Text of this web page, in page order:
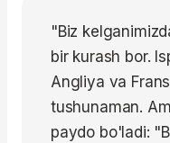
"Biz
bir kurash bor.
Angliya va
tushunaman.
paydo bo'ladi: